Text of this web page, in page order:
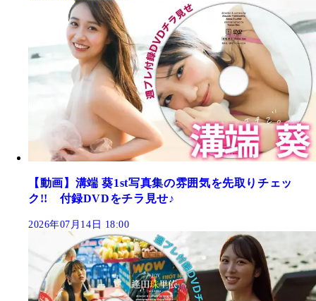
【動画】溝端 葵1st写真集の雰囲気を先取りチェッ
ク!! 付録DVDをチラ見せ♪
2026年07月14日 18:00